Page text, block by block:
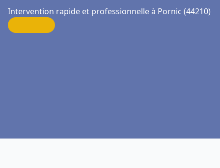
Intervention rapide et professionnelle à Pornic (44210)